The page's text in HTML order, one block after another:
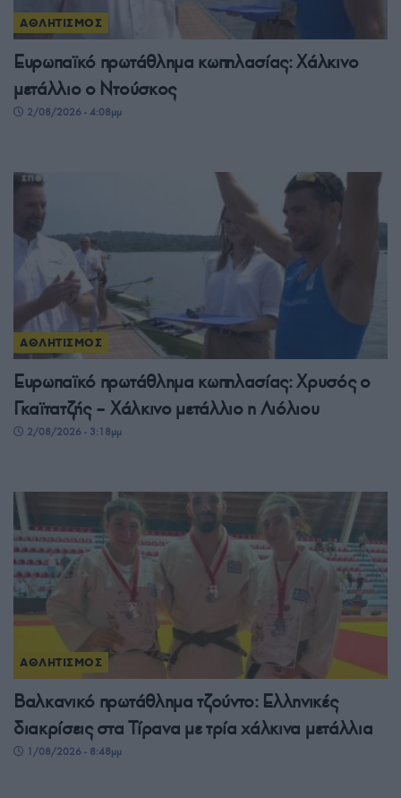
ΑΘΛΗΤΙΣΜΟΣ
Ευρωπαϊκό πρωτάθλημα κωπηλασίας: Χάλκινο
μετάλλιο ο Ντούσκος
2/08/2026 - 4:08μμ
ΑΘΛΗΤΙΣΜΟΣ
Ευρωπαϊκό πρωτάθλημα κωπηλασίας: Χρυσός ο
Γκαϊτατζής – Χάλκινο μετάλλιο η Λιόλιου
2/08/2026 - 3:18μμ
ΑΘΛΗΤΙΣΜΟΣ
Βαλκανικό πρωτάθλημα τζούντο: Ελληνικές
διακρίσεις στα Τίρανα με τρία χάλκινα μετάλλια
1/08/2026 - 8:48μμ